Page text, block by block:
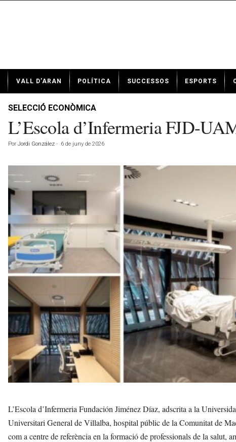
t
VALL D’ARAN POLÍTICA SUCCESSOS ESPORTS
SELECCIÓ ECONÒMICA
L’Escola d’Infermeria FJD-
Por Jordi González - 6 de juny de 2026
L’Escola d’Infermeria Fundación Jiménez Díaz, adscrita a la
Universitari General de Villalba, hospital públic de la Comunitat de
com a centre de referència en la formació de professionals de la salut,